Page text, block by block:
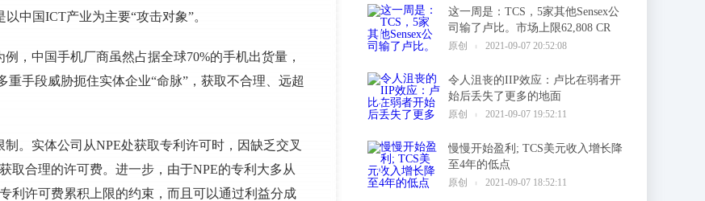
中国ICT产业为主要“攻击对象”。
，中国手机厂商虽然占据全球70%的手机出货量，
手段威胁扼住实体企业“命脉”，获取不合理、远超
。实体公司从NPE处获取专利许可时，因缺乏交叉
取合理的许可费。进一步，由于NPE的专利大多从
利许可费累积上限的约束，而且可以通过利益分成
这一周是：TCS，5家其他Sensex公
司输了卢比。市场上限62,808 CR
原创 2021-09-07 20:52:08
1
令人沮丧的IIP效应：卢比在弱者开
始后丢失了更多的地面
原创 2021-09-07 19:52:11
2
慢慢开始盈利; TCS美元收入增长降
至4年的低点
原创 2021-09-07 18:52:11
3